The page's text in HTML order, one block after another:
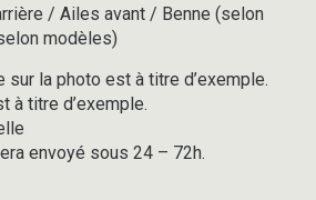
/ Ailes avant / Benne (selon
modèles)
sur la photo est à titre d’exemple.
à titre d’exemple.
envoyé sous 24 – 72h.